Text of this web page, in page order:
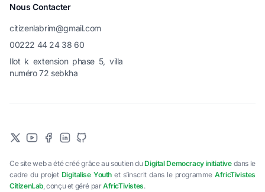
Nous Contacter
citizenlabrim@gmail.com
00222 44 24 38 60
Ilot k extension phase 5, villa
numéro 72 sebkha
Ce site web a été créé grâce au soutien duDigital Democracy initiativedans le
cadre du projet Digitalise Youthet s’inscrit dans le programmeAfricTivistes
CitizenLab, conçu et géré par AfricTivistes.